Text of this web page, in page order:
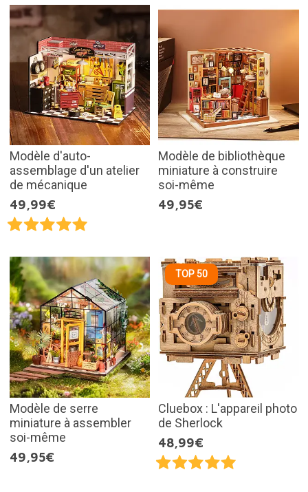
Modèle d'auto-
assemblage d'un atelier
de mécanique
49,99€
Modèle de bibliothèque
miniature à construire
soi-même
49,95€
Modèle de serre
miniature à assembler
soi-même
49,95€
TOP 50
Cluebox : L'appareil photo
de Sherlock
48,99€